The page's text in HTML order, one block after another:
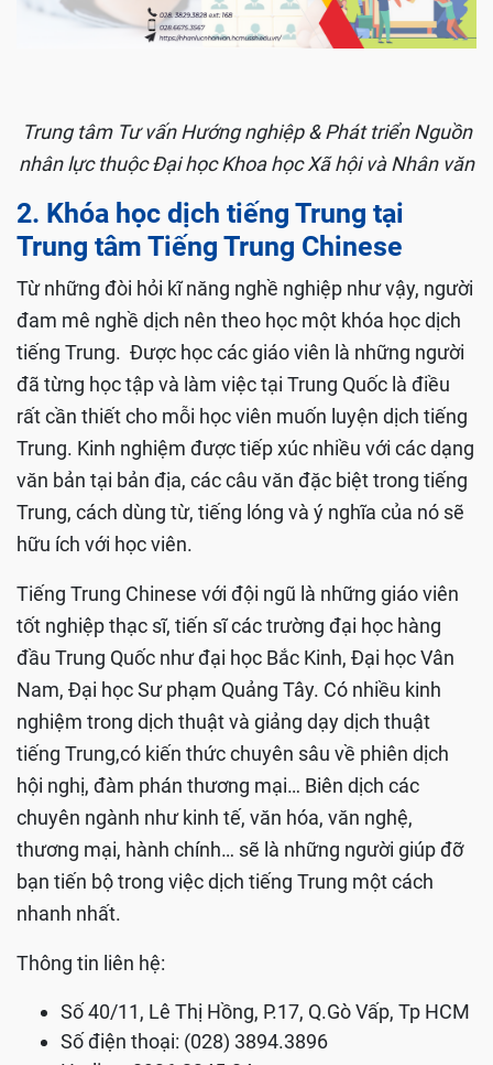
Trung tâm Tư vấn Hướng nghiệp & Phát triển Nguồn
nhân lực thuộc Đại học Khoa học Xã hội và Nhân văn
2. Khóa học dịch tiếng Trung tại
Trung tâm Tiếng Trung Chinese
Từ những đòi hỏi kĩ năng nghề nghiệp như vậy, người
đam mê nghề dịch nên theo học một khóa học dịch
tiếng Trung. Được học các giáo viên là những người
đã từng học tập và làm việc tại Trung Quốc là điều
rất cần thiết cho mỗi học viên muốn luyện dịch tiếng
Trung. Kinh nghiệm được tiếp xúc nhiều với các dạng
văn bản tại bản địa, các câu văn đặc biệt trong tiếng
Trung, cách dùng từ, tiếng lóng và ý nghĩa của nó sẽ
hữu ích với học viên.
Tiếng Trung Chinese với đội ngũ là những giáo viên
tốt nghiệp thạc sĩ, tiến sĩ các trường đại học hàng
đầu Trung Quốc như đại học Bắc Kinh, Đại học Vân
Nam, Đại học Sư phạm Quảng Tây. Có nhiều kinh
nghiệm trong dịch thuật và giảng dạy dịch thuật
tiếng Trung,có kiến thức chuyên sâu về phiên dịch
hội nghị, đàm phán thương mại… Biên dịch các
chuyên ngành như kinh tế, văn hóa, văn nghệ,
thương mại, hành chính… sẽ là những người giúp đỡ
bạn tiến bộ trong việc dịch tiếng Trung một cách
nhanh nhất.
Thông tin liên hệ:
Số 40/11, Lê Thị Hồng, P.17, Q.Gò Vấp, Tp HCM
Số điện thoại: (028) 3894.3896